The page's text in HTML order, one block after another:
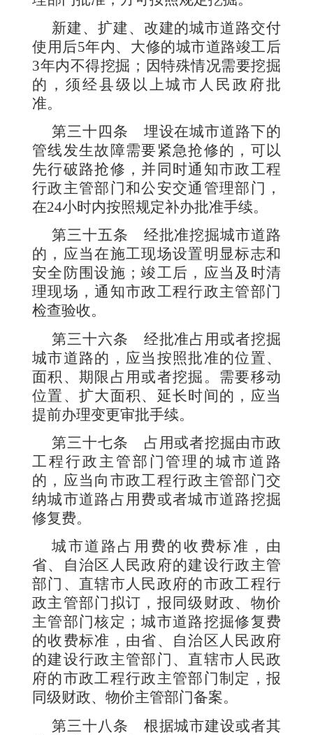
新建、扩建、改建的城市道路交付
使用后5年内、大修的城市道路竣工后
3年内不得挖掘；因特殊情况需要挖掘
的，须经县级以上城市人民政府批
准。
第三十四条 埋设在城市道路下的
管线发生故障需要紧急抢修的，可以
先行破路抢修，并同时通知市政工程
行政主管部门和公安交通管理部门，
在24小时内按照规定补办批准手续。
第三十五条 经批准挖掘城市道路
的，应当在施工现场设置明显标志和
安全防围设施；竣工后，应当及时清
理现场，通知市政工程行政主管部门
检查验收。
第三十六条 经批准占用或者挖掘
城市道路的，应当按照批准的位置、
面积、期限占用或者挖掘。需要移动
位置、扩大面积、延长时间的，应当
提前办理变更审批手续。
第三十七条 占用或者挖掘由市政
工程行政主管部门管理的城市道路
的，应当向市政工程行政主管部门交
纳城市道路占用费或者城市道路挖掘
修复费。
城市道路占用费的收费标准，由
省、自治区人民政府的建设行政主管
部门、直辖市人民政府的市政工程行
政主管部门拟订，报同级财政、物价
主管部门核定；城市道路挖掘修复费
的收费标准，由省、自治区人民政府
的建设行政主管部门、直辖市人民政
府的市政工程行政主管部门制定，报
同级财政、物价主管部门备案。
第三十八条 根据城市建设或者其